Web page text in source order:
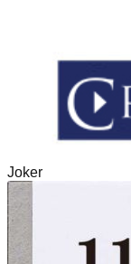
Joker